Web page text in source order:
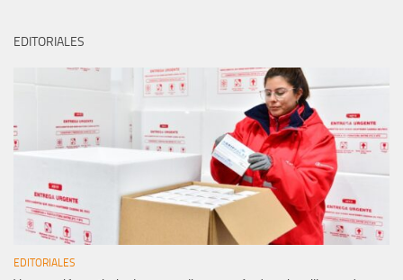
EDITORIALES
EDITORIALES